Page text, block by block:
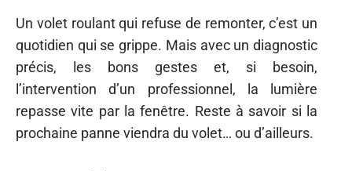
Un volet roulant qui refuse de remonter, c’est un
quotidien qui se grippe. Mais avec un diagnostic
précis, les bons gestes et, si besoin,
l’intervention d’un professionnel, la lumière
repasse vite par la fenêtre. Reste à savoir si la
prochaine panne viendra du volet… ou d’ailleurs.